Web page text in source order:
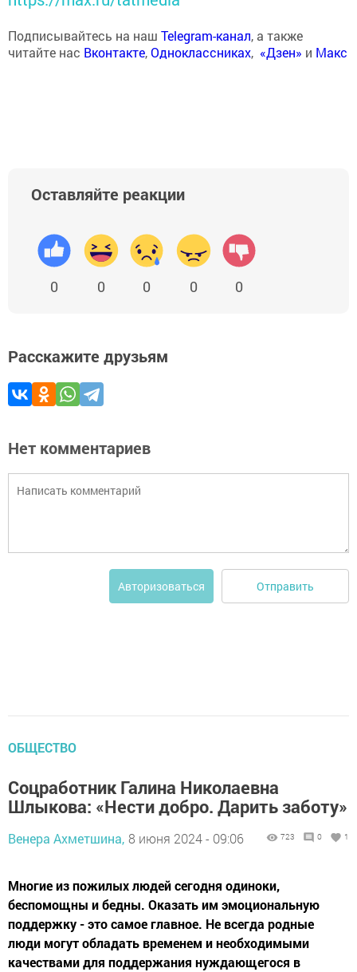
Подписывайтесь на наш Telegram-канал, а также
читайте нас Вконтакте,Одноклассниках, «Дзен» и Макс
Оставляйте реакции
0 0 0 0 0
Расскажите друзьям
Нет комментариев
Авторизоваться Отправить
ОБЩЕСТВО
Соцработник Галина Николаевна
Шлыкова: «Нести добро. Дарить заботу»
Венера Ахметшина, 8 июня 2024 - 09:06 723 0 1
Многие из пожилых людей сегодня одиноки,
беспомощны и бедны. Оказать им эмоциональную
поддержку - это самое главное. Не всегда родные
люди могут обладать временем и необходимыми
качествами для поддержания нуждающегося в